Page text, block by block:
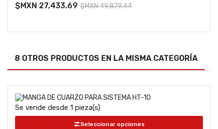
$MXN 27,433.69 $MXN 49,879.44
8 OTROS PRODUCTOS EN LA MISMA CATEGORÍA
Se vende desde 1 pieza(s)
Seleccionar opciones